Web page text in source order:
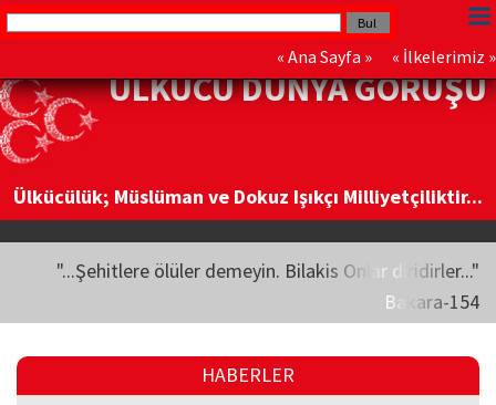
« Ana Sayfa » « İlkelerimiz »
ÜLKÜCÜ DÜNYA GÖRÜŞÜ
Ülkücülük; Müslüman ve Dokuz Işıkçı Milliyetçiliktir...
"...Şehitlere ölüler demeyin. Bilakis Onlar diridirler..."
Bakara-154
HABERLER